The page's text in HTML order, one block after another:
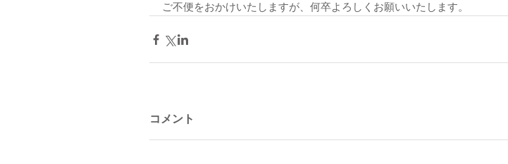
ご不便をおかけいたしますが、何卒よろしくお願いいたします。
コメント